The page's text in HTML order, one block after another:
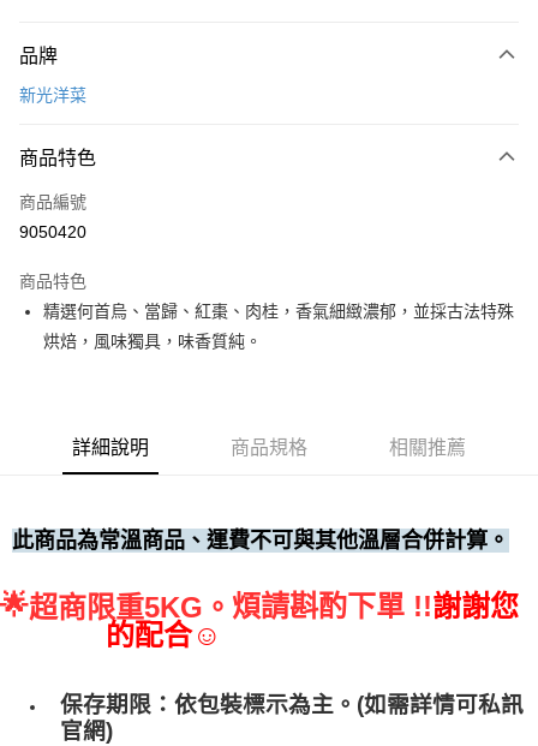
信用卡一次付款
運送方式
• 付款後全家取貨
• 付款後7-11取貨
每筆NT$60，滿NT$699(含以上)免運費
品牌
新光洋菜
商品特色
商品編號
9050420
商品特色
精選何首烏、當歸、紅棗、肉桂，香氣細緻濃郁，並採古法特殊
烘焙，風味獨具，味香質純。
詳細說明 商品規格 相關推薦
此商品為常溫商品、運費不可與其他溫層合併計算。
🌟超商限重5KG。 煩請斟酌下單 !!謝謝您
的配合☺
保存期限：依包裝標示為主。(如需詳情可私訊
官網)